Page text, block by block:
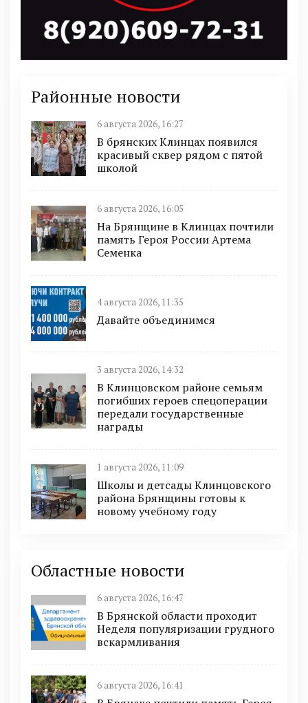
Районные новости
6 августа 2026, 16:27
В брянских Клинцах появился
красивый сквер рядом с пятой
школой
6 августа 2026, 16:05
На Брянщине в Клинцах почтили
память Героя России Артема
Семенка
4 августа 2026, 11:35
Давайте объединимся
3 августа 2026, 14:32
В Клинцовском районе семьям
погибших героев спецоперации
передали государственные
награды
1 августа 2026, 11:09
Школы и детсады Клинцовского
района Брянщины готовы к
новому учебному году
Областные новости
6 августа 2026, 16:47
В Брянской области проходит
Неделя популяризации грудного
вскармливания
6 августа 2026, 16:41